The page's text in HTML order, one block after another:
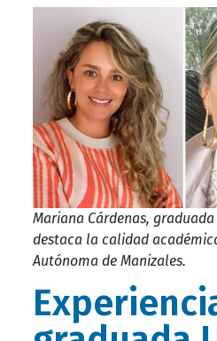
Mariana Cárdenas, graduada
destaca la calidad
Autónoma de Manizales.